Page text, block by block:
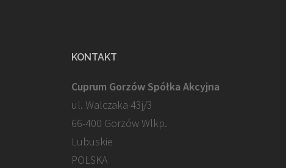
KONTAKT
Cuprum Gorzów Spółka Akcyjna
ul. Walczaka 43j/3
66-400 Gorzów Wlkp.
Lubuskie
POLSKA